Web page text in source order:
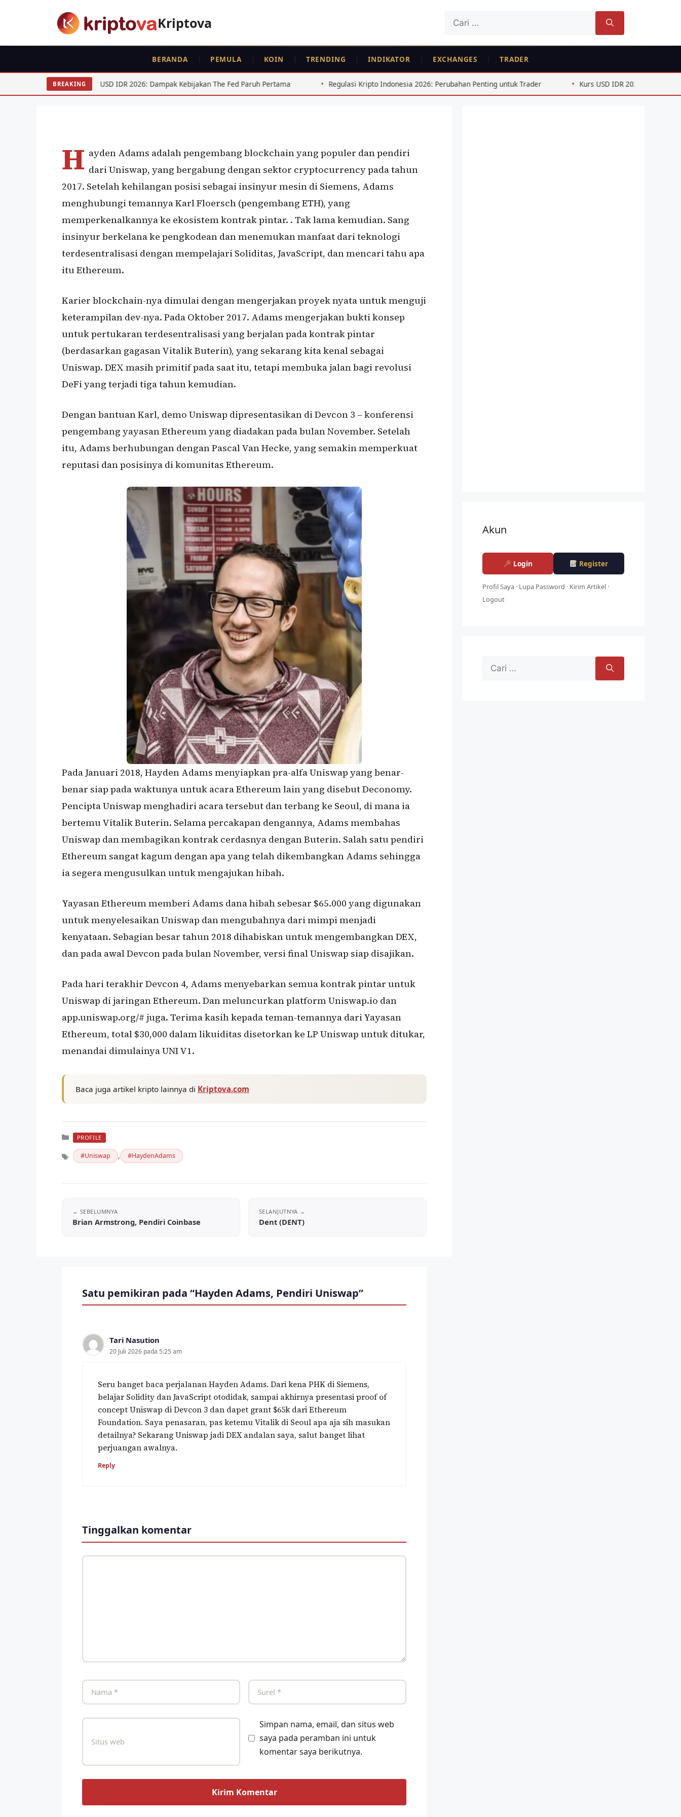
Kriptova
Cari
BERANDA PEMULA KOIN TRENDING INDIKATOR EXCHANGES TRADER
BREAKING
USD IDR 2026: Dampak Kebijakan The Fed Paruh Pertama Regulasi Kripto Indonesia 2026: Perubahan Penting untuk Trader Kurs USD IDR 2026: 5 Faktor Penggerak Pelemahan
Hayden Adams, Pendiri Uniswap
H ayden Adams adalah pengembang blockchain yang populer dan pendiri
dari Uniswap, yang bergabung dengan sektor cryptocurrency pada tahun
2017. Setelah kehilangan posisi sebagai insinyur mesin di Siemens, Adams
menghubungi temannya Karl Floersch (pengembang ETH), yang
memperkenalkannya ke ekosistem kontrak pintar. . Tak lama kemudian. Sang
insinyur berkelana ke pengkodean dan menemukan manfaat dari teknologi
terdesentralisasi dengan mempelajari Soliditas, JavaScript, dan mencari tahu apa
itu Ethereum.
Karier blockchain-nya dimulai dengan mengerjakan proyek nyata untuk menguji
keterampilan dev-nya. Pada Oktober 2017. Adams mengerjakan bukti konsep
untuk pertukaran terdesentralisasi yang berjalan pada kontrak pintar
(berdasarkan gagasan Vitalik Buterin), yang sekarang kita kenal sebagai
Uniswap. DEX masih primitif pada saat itu, tetapi membuka jalan bagi revolusi
DeFi yang terjadi tiga tahun kemudian.
Dengan bantuan Karl, demo Uniswap dipresentasikan di Devcon 3 – konferensi
pengembang yayasan Ethereum yang diadakan pada bulan November. Setelah
itu, Adams berhubungan dengan Pascal Van Hecke, yang semakin memperkuat
reputasi dan posisinya di komunitas Ethereum.
Pada Januari 2018, Hayden Adams menyiapkan pra-alfa Uniswap yang benar-
benar siap pada waktunya untuk acara Ethereum lain yang disebut Deconomy.
Pencipta Uniswap menghadiri acara tersebut dan terbang ke Seoul, di mana ia
bertemu Vitalik Buterin. Selama percakapan dengannya, Adams membahas
Uniswap dan membagikan kontrak cerdasnya dengan Buterin. Salah satu pendiri
Ethereum sangat kagum dengan apa yang telah dikembangkan Adams sehingga
ia segera mengusulkan untuk mengajukan hibah.
Yayasan Ethereum memberi Adams dana hibah sebesar $65.000 yang digunakan
untuk menyelesaikan Uniswap dan mengubahnya dari mimpi menjadi
kenyataan. Sebagian besar tahun 2018 dihabiskan untuk mengembangkan DEX,
dan pada awal Devcon pada bulan November, versi final Uniswap siap disajikan.
Pada hari terakhir Devcon 4, Adams menyebarkan semua kontrak pintar untuk
Uniswap di jaringan Ethereum. Dan meluncurkan platform Uniswap.io dan
app.uniswap.org/# juga. Terima kasih kepada teman-temannya dari Yayasan
Ethereum, total $30,000 dalam likuiditas disetorkan ke LP Uniswap untuk ditukar,
menandai dimulainya UNI V1.
Baca juga artikel kripto lainnya di Kriptova.com
Kategori
PROFILE
Tag Uniswap , HaydenAdams
Brian Armstrong, Pendiri Coinbase Dent (DENT)
Satu pemikiran pada “Hayden Adams, Pendiri Uniswap”
Tari Nasution
20 Juli 2026 pada 5:25 am
Seru banget baca perjalanan Hayden Adams. Dari kena PHK di Siemens,
belajar Solidity dan JavaScript otodidak, sampai akhirnya presentasi proof of
concept Uniswap di Devcon 3 dan dapet grant $65k dari Ethereum
Foundation. Saya penasaran, pas ketemu Vitalik di Seoul apa aja sih masukan
detailnya? Sekarang Uniswap jadi DEX andalan saya, salut banget lihat
perjuangan awalnya.
Reply
Tinggalkan komentar
Komentar
Nama
Surel
Situs
Simpan nama, email, dan situs web
saya pada peramban ini untuk
komentar saya berikutnya.
Akun
Login Register
Profil Saya · Lupa Password · Kirim Artikel ·
Logout
Cari